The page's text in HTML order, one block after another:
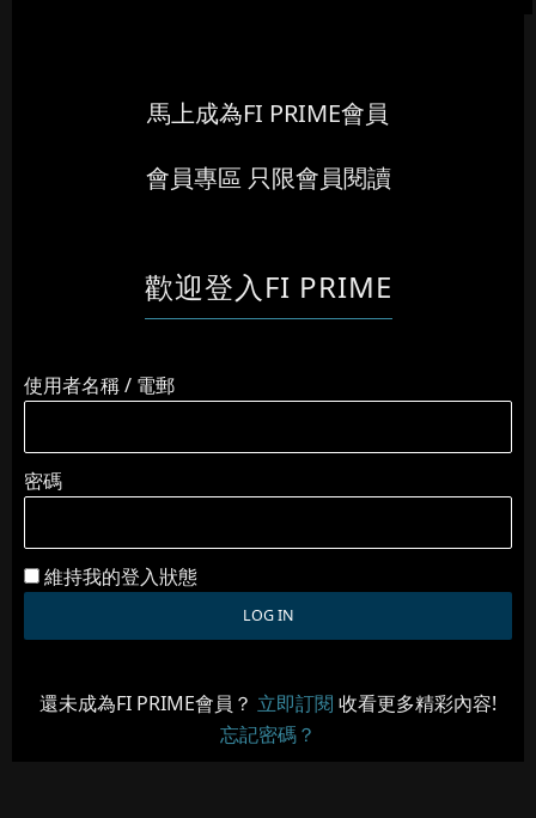
馬上成為FI PRIME會員
會員專區 只限會員閱讀
歡迎登入FI PRIME
使用者名稱 / 電郵
密碼
維持我的登入狀態
還未成為FI PRIME會員？ 立即訂閱 收看更多精彩內容!
忘記密碼？